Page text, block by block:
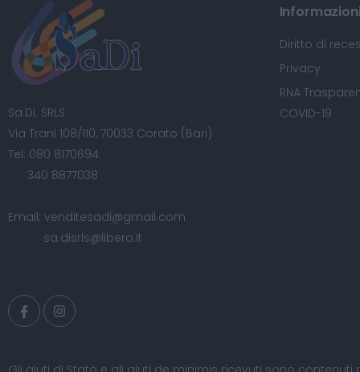
Sa.Di. SRLS
Via Trani 108/110, 70033 Corato (Bari)
Tel: 080 8170694
340 8877038
Email: venditesadi@gmail.com
sa.disrls@libero.it
Diritto di
Privacy
RNA
COVID-19